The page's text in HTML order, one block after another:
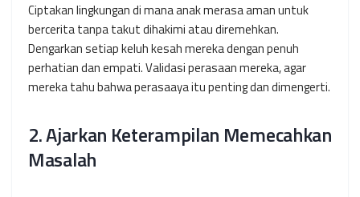
Ciptakan lingkungan di mana anak merasa aman untuk
bercerita tanpa takut dihakimi atau diremehkan.
Dengarkan setiap keluh kesah mereka dengan penuh
perhatian dan empati. Validasi perasaan mereka, agar
mereka tahu bahwa perasaaya itu penting dan dimengerti.
2. Ajarkan Keterampilan Memecahkan
Masalah